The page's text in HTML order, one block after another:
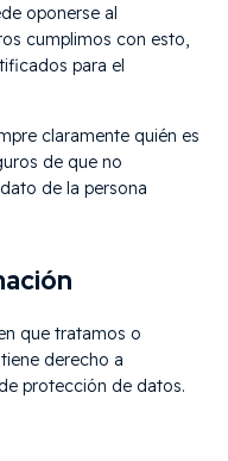
oponerse al
cumplimos con esto,
para el
claramente quién es
de que no
de la persona
que tratamos o
derecho a
protección de datos.